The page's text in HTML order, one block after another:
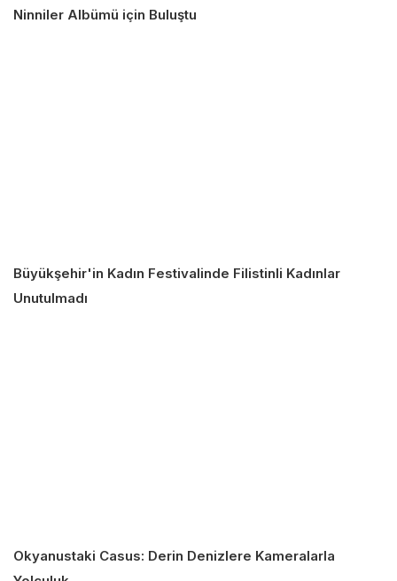
Ninniler Albümü için Buluştu
Büyükşehir'in Kadın Festivalinde Filistinli Kadınlar
Unutulmadı
Okyanustaki Casus: Derin Denizlere Kameralarla